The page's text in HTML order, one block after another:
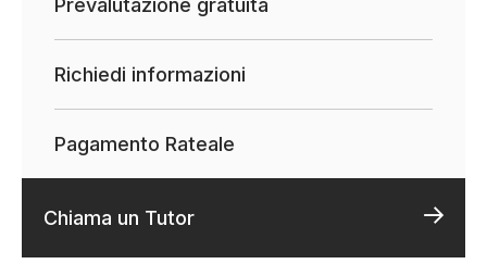
Prevalutazione gratuita
Richiedi informazioni
Pagamento Rateale
Chiama un Tutor